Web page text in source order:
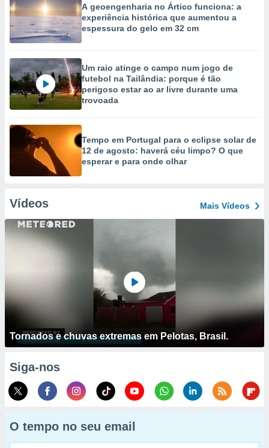
A geoengenharia no Ártico funciona: a
experiência histórica que aumentou a
espessura do gelo em 32 cm
Um raio atinge o campo num jogo de
futebol na Tailândia: porque é tão
perigoso estar ao ar livre durante uma
trovoada
Tempo em Portugal para o eclipse solar de
12 de agosto: haverá céu limpo? O que
esperar e para onde olhar
Vídeos Mais Vídeos
Tornados e chuvas extremas em Pelotas, Brasil.
Siga-nos
O tempo no seu email